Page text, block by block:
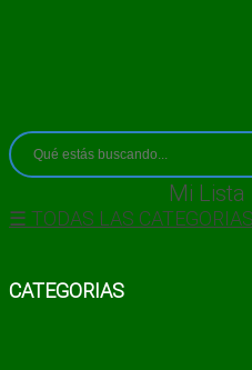
Mi Lista
☰ TODAS LAS CATEGORIAS
CATEGORIAS